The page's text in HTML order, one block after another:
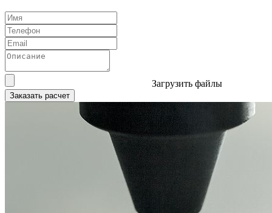
Загрузить файлы
Заказать расчет